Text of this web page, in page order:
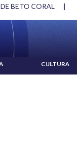
BETO CORAL |
| CULTURA